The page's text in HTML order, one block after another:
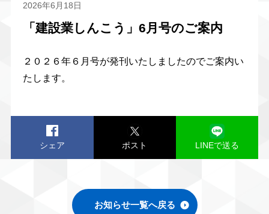
2026年6月18日
「建設業しんこう」6月号のご案内
２０２６年６月号が発刊いたしましたのでご案内い
たします。
シェア ポスト LINEで送る
お知らせ一覧へ戻る